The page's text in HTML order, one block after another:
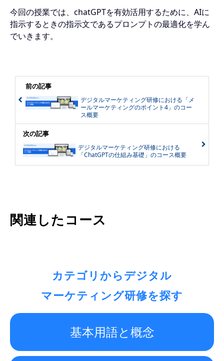
今回の授業では、chatGPTを有効活用するために、AIに
指示するときの指示文であるプロンプトの最適化を学ん
でいきます。
前の記事
デジタルマーケティング研修における「メ
ールマーケティングのポイント4」のコー
ス概要
次の記事
デジタルマーケティング研修における
「ChatGPTの仕組み基礎」のコース概要
関連したコース
カテゴリからデジタル
マーケティング研修を探す
基本用語と概念